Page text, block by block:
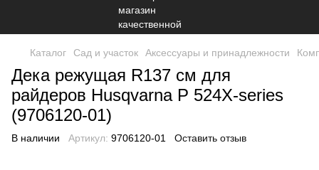
Каталог Сад и участок Аксессуары и принадлежности
Дека режущая R137 см для
райдеров Husqvarna P 524X-series
(9706120-01)
В наличии Артикул: 9706120-01 Оставить отзыв